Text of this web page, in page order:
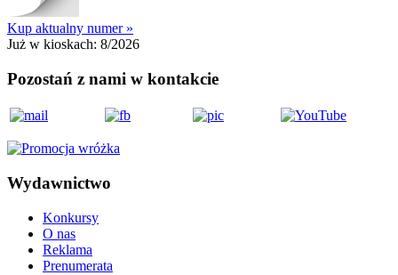
Kup aktualny numer »
Już w kioskach: 8/2026
Pozostań z nami w kontakcie
Wydawnictwo
Konkursy
O nas
Reklama
Prenumerata